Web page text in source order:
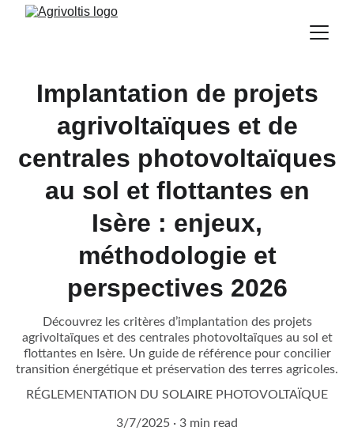
Implantation de projets
agrivoltaïques et de
centrales photovoltaïques
au sol et flottantes en
Isère : enjeux,
méthodologie et
perspectives 2026
Découvrez les critères d’implantation des projets
agrivoltaïques et des centrales photovoltaïques au sol et
flottantes en Isère. Un guide de référence pour concilier
transition énergétique et préservation des terres agricoles.
RÉGLEMENTATION DU SOLAIRE PHOTOVOLTAÏQUE
3/7/2025 3 min read